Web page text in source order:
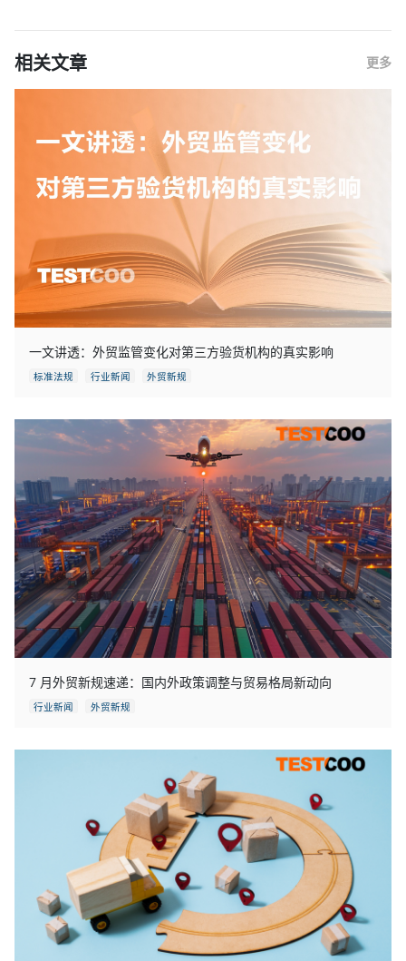
相关文章 更多
一文讲透：外贸监管变化对第三方验货机构的真实影响
标准法规 行业新闻 外贸新规
7 月外贸新规速递：国内外政策调整与贸易格局新动向
行业新闻 外贸新规